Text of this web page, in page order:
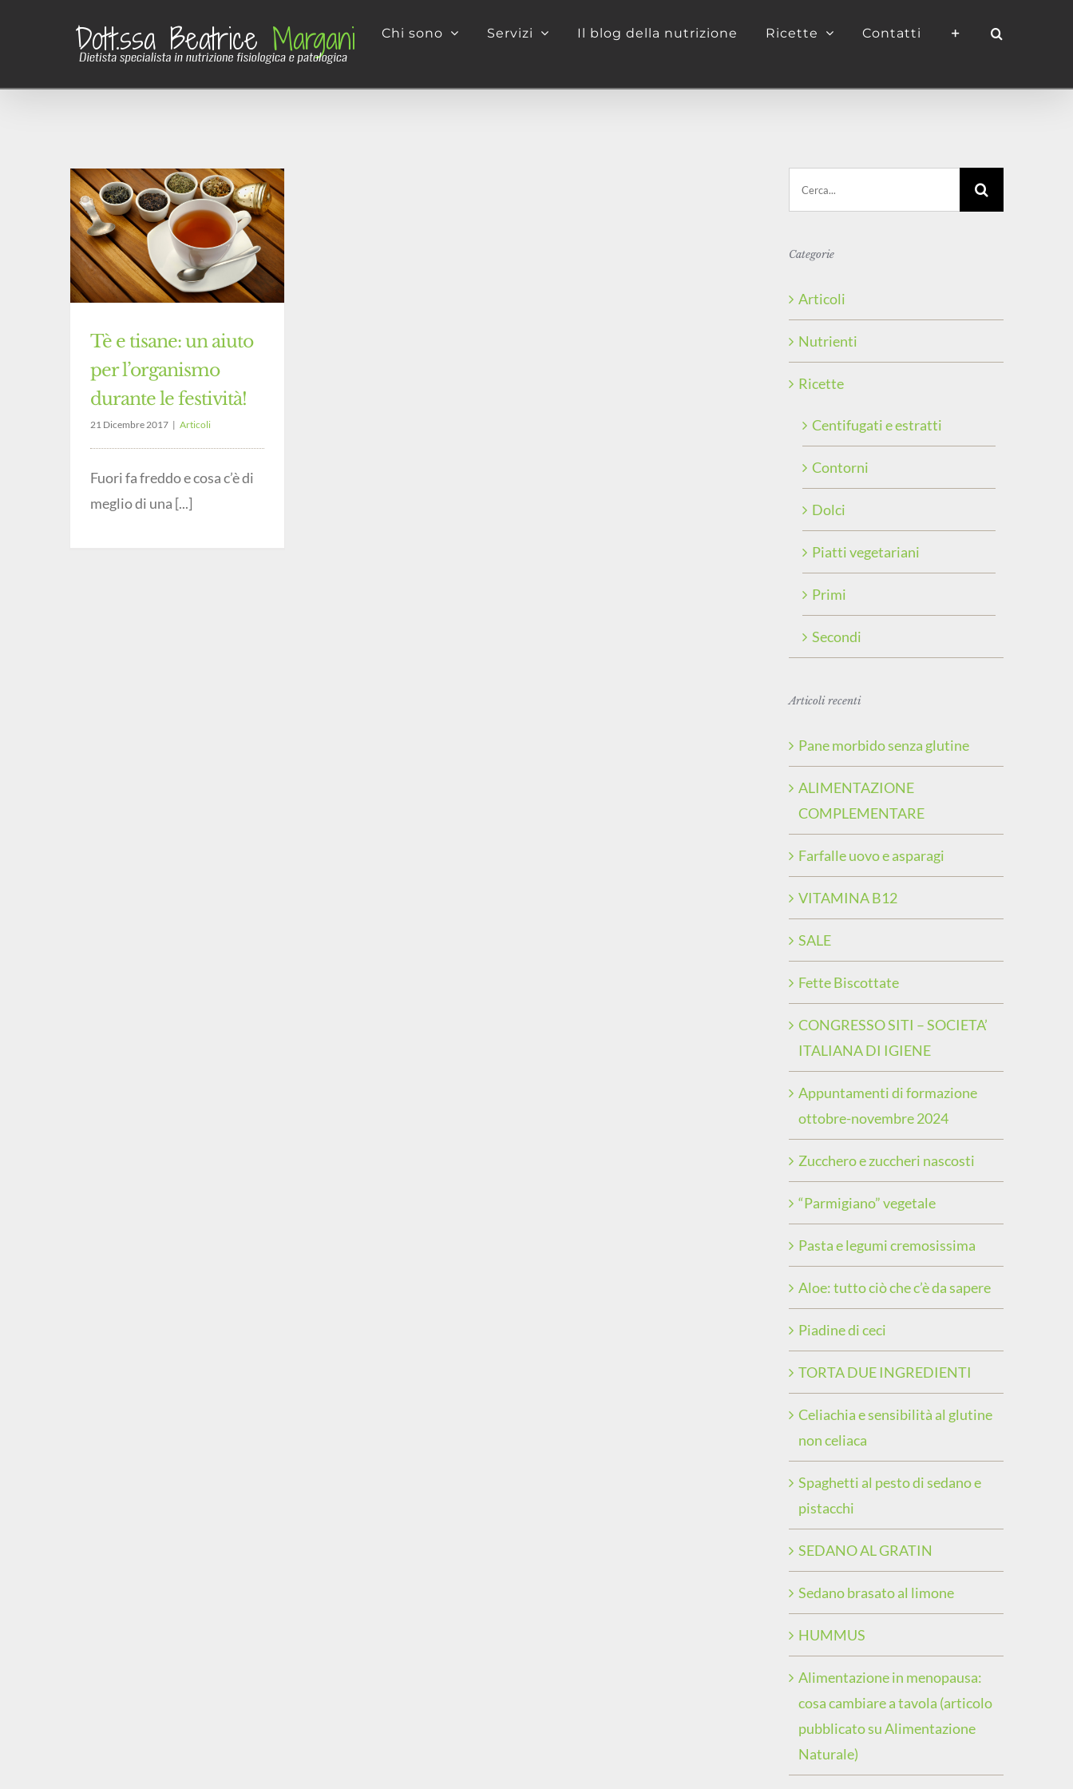
Chi sono Servizi Il blog della nutrizione Ricette Contatti
Tè e tisane: un aiuto
per l’organismo durante
Tè e tisane: un aiuto
per l’organismo
durante le festività!
21 Dicembre 2017 | Articoli
Fuori fa freddo e cosa c’è di
meglio di una [...]
Categorie
Articoli
Nutrienti
Ricette
Centifugati e estratti
Contorni
Dolci
Piatti vegetariani
Primi
Secondi
Articoli recenti
Pane morbido senza glutine
ALIMENTAZIONE
COMPLEMENTARE
Farfalle uovo e asparagi
VITAMINA B12
SALE
Fette Biscottate
CONGRESSO SITI – SOCIETA’
ITALIANA DI IGIENE
Appuntamenti di formazione
ottobre-novembre 2024
Zucchero e zuccheri nascosti
“Parmigiano” vegetale
Pasta e legumi cremosissima
Aloe: tutto ciò che c’è da sapere
Piadine di ceci
TORTA DUE INGREDIENTI
Celiachia e sensibilità al glutine
non celiaca
Spaghetti al pesto di sedano e
pistacchi
SEDANO AL GRATIN
Sedano brasato al limone
HUMMUS
Alimentazione in menopausa:
cosa cambiare a tavola (articolo
pubblicato su Alimentazione
Naturale)